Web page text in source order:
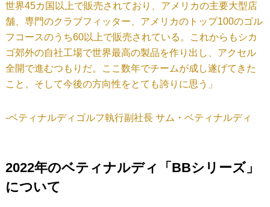
世界45カ国以上で販売されており、アメリカの主要大型店
舗、専門のクラブフィッター、アメリカのトップ100のゴル
フコースのうち60以上で販売されている。これからもシカ
ゴ郊外の自社工場で世界最高の製品を作り出し、アクセル
全開で進むつもりだ。ここ数年でチームが成し遂げてきた
こと、そして今後の方向性をとても誇りに思う」
‐ベティナルディゴルフ執行副社長 サム・ベティナルディ
2022年のベティナルディ「BBシリーズ」
について